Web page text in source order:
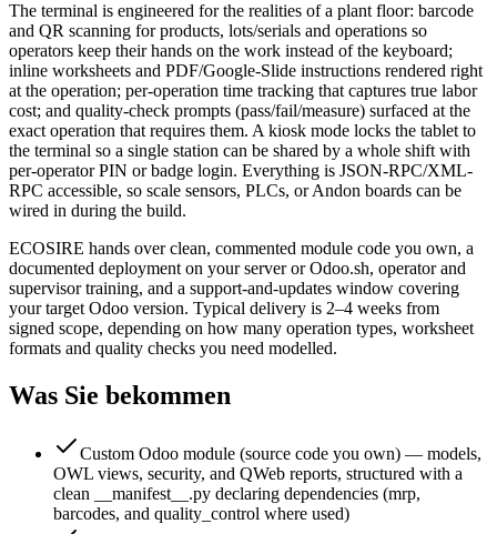
The terminal is engineered for the realities of a plant floor: barcode
and QR scanning for products, lots/serials and operations so
operators keep their hands on the work instead of the keyboard;
inline worksheets and PDF/Google-Slide instructions rendered right
at the operation; per-operation time tracking that captures true labor
cost; and quality-check prompts (pass/fail/measure) surfaced at the
exact operation that requires them. A kiosk mode locks the tablet to
the terminal so a single station can be shared by a whole shift with
per-operator PIN or badge login. Everything is JSON-RPC/XML-
RPC accessible, so scale sensors, PLCs, or Andon boards can be
wired in during the build.
ECOSIRE hands over clean, commented module code you own, a
documented deployment on your server or Odoo.sh, operator and
supervisor training, and a support-and-updates window covering
your target Odoo version. Typical delivery is 2–4 weeks from
signed scope, depending on how many operation types, worksheet
formats and quality checks you need modelled.
Was Sie bekommen
Custom Odoo module (source code you own) — models,
OWL views, security, and QWeb reports, structured with a
clean __manifest__.py declaring dependencies (mrp,
barcodes, and quality_control where used)